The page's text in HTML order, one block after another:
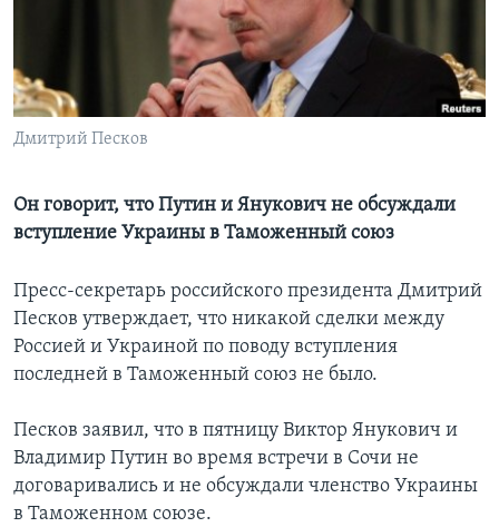
СОЦИАЛЬНЫЕ СЕТИ
Языки
Дмитрий Песков
Он говорит, что Путин и Янукович не обсуждали
вступление Украины в Таможенный союз
Пресс-секретарь российского президента Дмитрий
Песков утверждает, что никакой сделки между
Россией и Украиной по поводу вступления
последней в Таможенный союз не было.
Песков заявил, что в пятницу Виктор Янукович и
Владимир Путин во время встречи в Сочи не
договаривались и не обсуждали членство Украины
в Таможенном союзе.